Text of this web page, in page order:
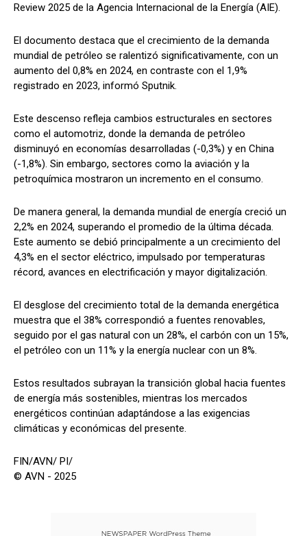
Review 2025 de la Agencia Internacional de la Energía (AIE).
El documento destaca que el crecimiento de la demanda
mundial de petróleo se ralentizó significativamente, con un
aumento del 0,8% en 2024, en contraste con el 1,9%
registrado en 2023, informó Sputnik.
Este descenso refleja cambios estructurales en sectores
como el automotriz, donde la demanda de petróleo
disminuyó en economías desarrolladas (-0,3%) y en China
(-1,8%). Sin embargo, sectores como la aviación y la
petroquímica mostraron un incremento en el consumo.
De manera general, la demanda mundial de energía creció un
2,2% en 2024, superando el promedio de la última década.
Este aumento se debió principalmente a un crecimiento del
4,3% en el sector eléctrico, impulsado por temperaturas
récord, avances en electrificación y mayor digitalización.
El desglose del crecimiento total de la demanda energética
muestra que el 38% correspondió a fuentes renovables,
seguido por el gas natural con un 28%, el carbón con un 15%,
el petróleo con un 11% y la energía nuclear con un 8%.
Estos resultados subrayan la transición global hacia fuentes
de energía más sostenibles, mientras los mercados
energéticos continúan adaptándose a las exigencias
climáticas y económicas del presente.
FIN/AVN/ PI/
© AVN - 2025